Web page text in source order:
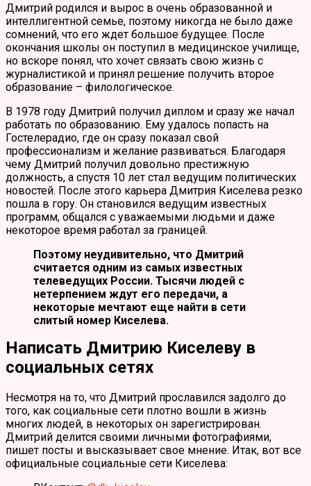
Дмитрий родился и вырос в очень образованной и
интеллигентной семье, поэтому никогда не было даже
сомнений, что его ждет большое будущее. После
окончания школы он поступил в медицинское училище,
но вскоре понял, что хочет связать свою жизнь с
журналистикой и принял решение получить второе
образование – филологическое.
В 1978 году Дмитрий получил диплом и сразу же начал
работать по образованию. Ему удалось попасть на
Гостелерадио, где он сразу показал свой
профессионализм и желание развиваться. Благодаря
чему Дмитрий получил довольно престижную
должность, а спустя 10 лет стал ведущим политических
новостей. После этого карьера Дмитрия Киселева резко
пошла в гору. Он становился ведущим известных
программ, общался с уважаемыми людьми и даже
некоторое время работал за границей.
Поэтому неудивительно, что Дмитрий
считается одним из самых известных
телеведущих России. Тысячи людей с
нетерпением ждут его передачи, а
некоторые мечтают еще найти в сети
слитый номер Киселева.
Написать Дмитрию Киселеву в
социальных сетях
Несмотря на то, что Дмитрий прославился задолго до
того, как социальные сети плотно вошли в жизнь
многих людей, в некоторых он зарегистрирован.
Дмитрий делится своими личными фотографиями,
пишет посты и высказывает свое мнение. Итак, вот все
официальные социальные сети Киселева: